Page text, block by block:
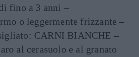
fino a 3 anni –
o leggermente frizzante –
CARNI BIANCHE –
al cerasuolo e al granato